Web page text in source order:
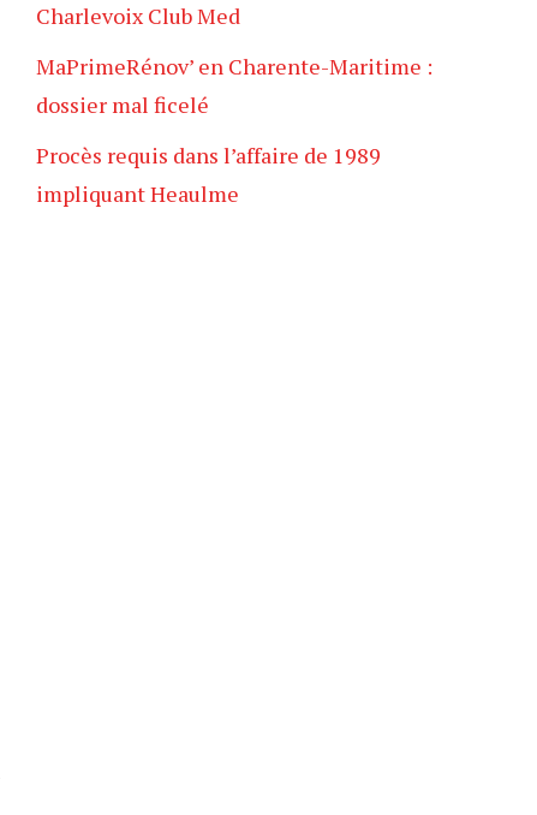
Charlevoix Club Med
MaPrimeRénov’ en Charente-Maritime :
dossier mal ficelé
Procès requis dans l’affaire de 1989
impliquant Heaulme